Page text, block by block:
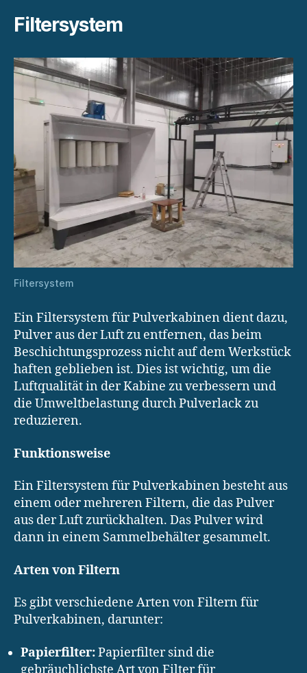
Filtersystem
Filtersystem
Ein Filtersystem für Pulverkabinen dient dazu,
Pulver aus der Luft zu entfernen, das beim
Beschichtungsprozess nicht auf dem Werkstück
haften geblieben ist. Dies ist wichtig, um die
Luftqualität in der Kabine zu verbessern und
die Umweltbelastung durch Pulverlack zu
reduzieren.
Funktionsweise
Ein Filtersystem für Pulverkabinen besteht aus
einem oder mehreren Filtern, die das Pulver
aus der Luft zurückhalten. Das Pulver wird
dann in einem Sammelbehälter gesammelt.
Arten von Filtern
Es gibt verschiedene Arten von Filtern für
Pulverkabinen, darunter:
Papierfilter:Papierfilter sind die
gebräuchlichste Art von Filter für